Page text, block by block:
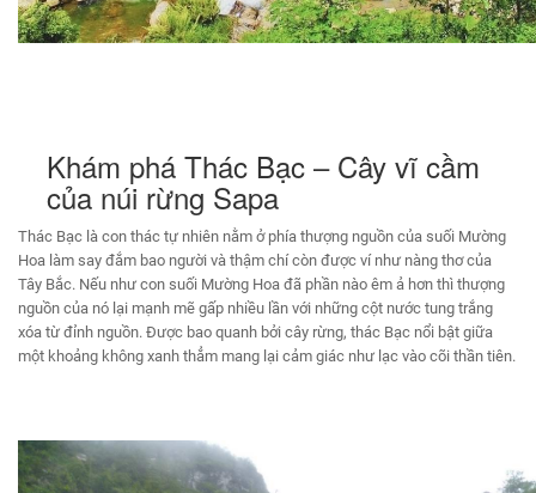
Khám phá Thác Bạc – Cây vĩ cầm
của núi rừng Sapa
Thác Bạc là con thác tự nhiên nằm ở phía thượng nguồn của suối Mường
Hoa làm say đắm bao người và thậm chí còn được ví như nàng thơ của
Tây Bắc. Nếu như con suối Mường Hoa đã phần nào êm ả hơn thì thượng
nguồn của nó lại mạnh mẽ gấp nhiều lần với những cột nước tung trắng
xóa từ đỉnh nguồn. Được bao quanh bởi cây rừng, thác Bạc nổi bật giữa
một khoảng không xanh thẳm mang lại cảm giác như lạc vào cõi thần tiên.